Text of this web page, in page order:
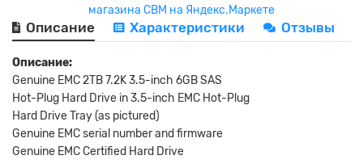
Описание Характеристики Отзывы
Описание:
Genuine EMC 2TB 7.2K 3.5-inch 6GB SAS
Hot-Plug Hard Drive in 3.5-inch EMC Hot-Plug
Hard Drive Tray (as pictured)
Genuine EMC serial number and firmware
Genuine EMC Certified Hard Drive